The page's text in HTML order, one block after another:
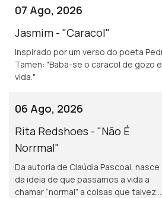
07 Ago, 2026
Jasmim - "Caracol"
Inspirado por um verso do poeta Pedro
Tamen: "Baba-se o caracol de gozo e
vida."
06 Ago, 2026
Rita Redshoes - "Não É
Norrmal"
Da autoria de Claúdia Pascoal, nasce
da ideia de que passamos a vida a
chamar “normal” a coisas que talvez